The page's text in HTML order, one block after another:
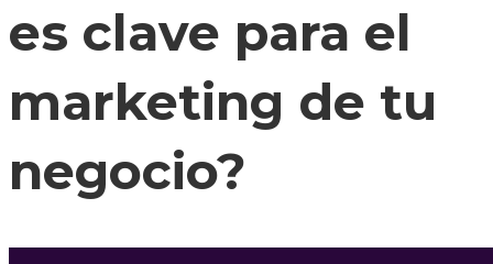
es clave para el
marketing de tu
negocio?